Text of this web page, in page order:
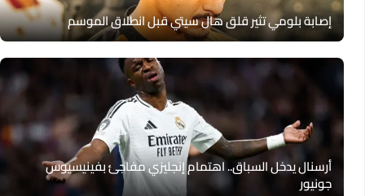
إصابة بلومي تثير قلق هال سيتي قبل انطلاق الموسم
أرسنال يدخل السباق.. اهتمام إنجليزي مفاجئ بفينيسيوس
جونيور